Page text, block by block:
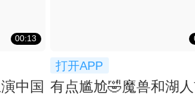
00:13
中国
打开APP
有点尴尬🤣魔兽和湖